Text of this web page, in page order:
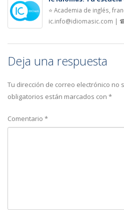
⭐ Academia de inglés,
ic.info@idiomasic.com |
Deja una respuesta
Tu dirección de correo electrónico no
obligatorios están marcados con *
Comentario *